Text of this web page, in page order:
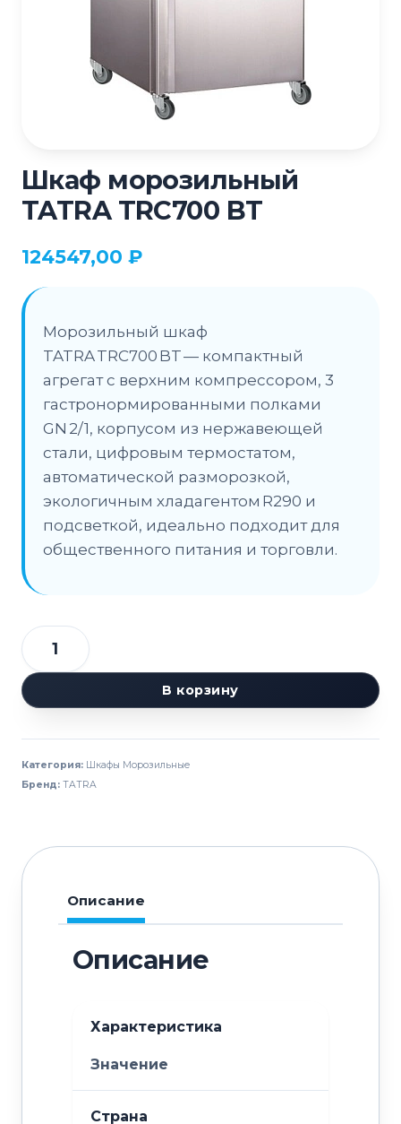
Шкаф морозильный
TATRA TRC700 BT
124547,00 ₽
Морозильный шкаф
TATRA TRC700 BT — компактный
агрегат с верхним компрессором, 3
гастронормированными полками
GN 2/1, корпусом из нержавеющей
стали, цифровым термостатом,
автоматической разморозкой,
экологичным хладагентом R290 и
подсветкой, идеально подходит для
общественного питания и торговли.
Количество
товара
Шкаф
TRC700
В корзину
Категория: Шкафы Морозильные
Бренд: TATRA
Описание
Описание
Характеристика
Значение
Страна